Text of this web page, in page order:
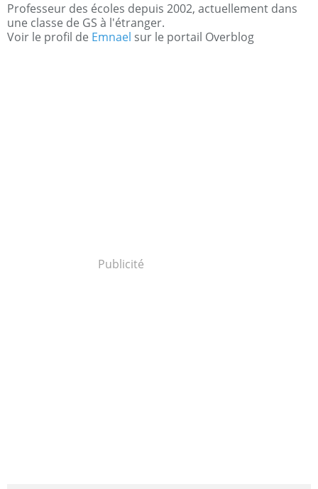
Professeur des écoles depuis 2002, actuellement dans
une classe de GS à l'étranger.
Voir le profil de Emnael sur le portail Overblog
Publicité